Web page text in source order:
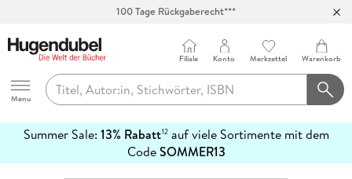
100 Tage Rückgaberecht***
Hugendubel
Menu
Filiale Konto Merkzettel Warenkorb
Summer Sale: 13% Rabatt12auf viele Sortimente mit dem
CodeSOMMER13
erfahren